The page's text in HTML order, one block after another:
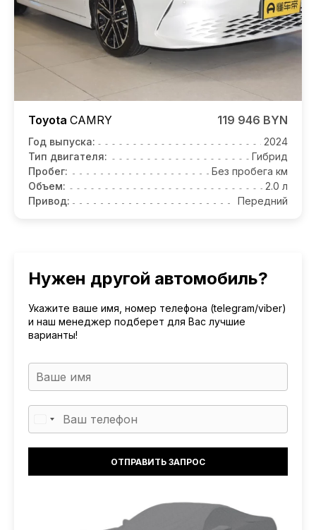
Toyota CAMRY 119 946 BYN
Год выпуска:
2024
Тип двигателя:
Гибрид
Пробег:
Без пробега км
Объем:
2.0 л
Привод:
Передний
Нужен другой автомобиль?
Укажите ваше имя, номер телефона (telegram/viber)
и наш менеджер подберет для Вас лучшие
варианты!